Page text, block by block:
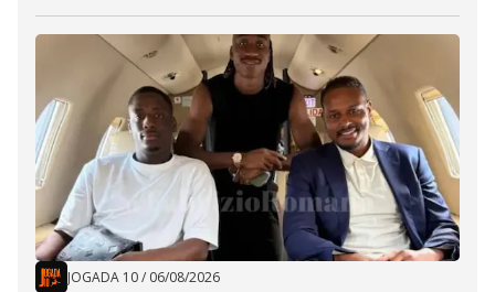
JOGADA 10/ 06/08/2026